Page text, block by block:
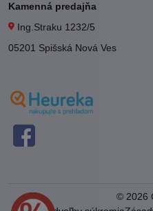
Kamenná predajňa
Ing.Straku 1232/5
05201 Spišská Nová Ves
© 2026